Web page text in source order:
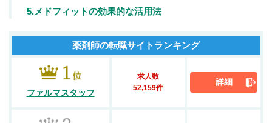
5.メドフィットの効果的な活用法
薬剤師の転職サイトランキング
ファルマスタッフ
求人数
52,159件
詳細